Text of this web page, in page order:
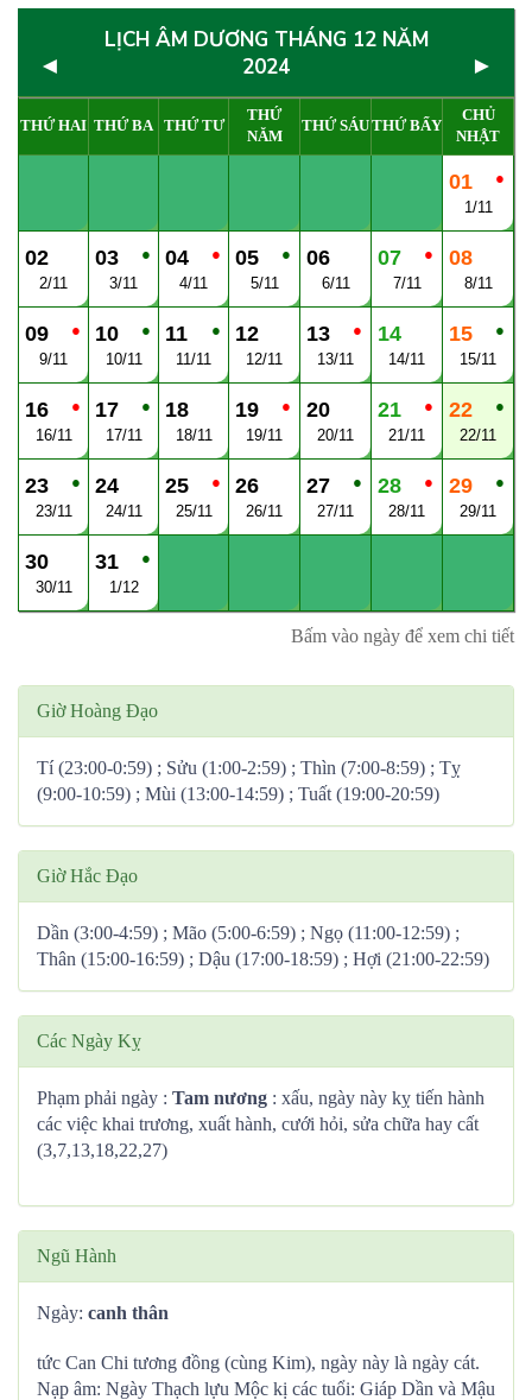
◄
LỊCH ÂM DƯƠNG THÁNG 12 NĂM
2024
►
THỨ HAI THỨ BA THỨ TƯ
THỨ
NĂM
THỨ SÁUTHỨ BẨY
CHỦ
NHẬT
●
01
1/11
02
2/11
●
03
3/11
●
04
4/11
●
05
5/11
06
6/11
●
07
7/11
08
8/11
●
09
9/11
●
10
10/11
●
11
11/11
12
12/11
●
13
13/11
14
14/11
●
15
15/11
●
16
16/11
●
17
17/11
18
18/11
●
19
19/11
20
20/11
●
21
21/11
●
22
22/11
●
23
23/11
24
24/11
●
25
25/11
26
26/11
●
27
27/11
●
28
28/11
●
29
29/11
30
30/11
●
31
1/12
Bấm vào ngày để xem chi tiết
Giờ Hoàng Đạo
Tí (23:00-0:59) ; Sửu (1:00-2:59) ; Thìn (7:00-8:59) ; Tỵ
(9:00-10:59) ; Mùi (13:00-14:59) ; Tuất (19:00-20:59)
Giờ Hắc Đạo
Dần (3:00-4:59) ; Mão (5:00-6:59) ; Ngọ (11:00-12:59) ;
Thân (15:00-16:59) ; Dậu (17:00-18:59) ; Hợi (21:00-22:59)
Các Ngày Kỵ
Phạm phải ngày : Tam nương : xấu, ngày này kỵ tiến hành
các việc khai trương, xuất hành, cưới hỏi, sửa chữa hay cất
(3,7,13,18,22,27)
Ngũ Hành
Ngày: canh thân
tức Can Chi tương đồng (cùng Kim), ngày này là ngày cát.
Nạp âm: Ngày Thạch lựu Mộc kị các tuổi: Giáp Dần và Mậu